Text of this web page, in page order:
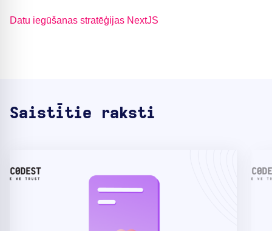
Datu iegūšanas stratēģijas NextJS
Saistītie raksti